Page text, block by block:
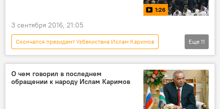
1:26
3 сентября 2016, 21:05
Скончался президент Узбекистана Ислам Каримов
Мультимедиа
Новости
видео
Ислам Каримов
президент
Еще 11
О чем говорил в последнем
обращении к народу Ислам Каримов